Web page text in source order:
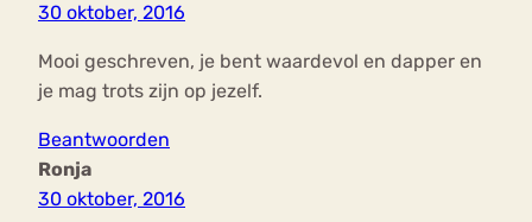
30 oktober, 2016
Mooi geschreven, je bent waardevol en dapper en
je mag trots zijn op jezelf.
Beantwoorden
Ronja
30 oktober, 2016